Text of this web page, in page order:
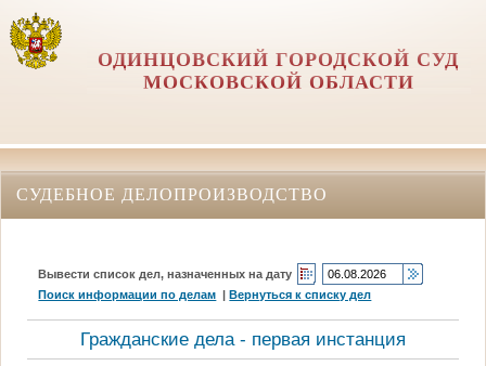
ОДИНЦОВСКИЙ ГОРОДСКОЙ СУД
МОСКОВСКОЙ ОБЛАСТИ
СУДЕБНОЕ ДЕЛОПРОИЗВОДСТВО
Вывести список дел, назначенных на дату
Поиск информации по делам |Вернуться к списку дел
Гражданские дела - первая инстанция